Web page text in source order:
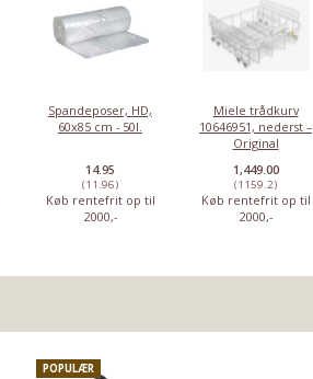
Spandeposer, HD,
60x85 cm - 50l.
14.95
(11.96)
Køb rentefrit op til
2000,-
Miele trådkurv
10646951, nederst –
Original
1,449.00
(1159.2)
Køb rentefrit op til
2000,-
POPULÆR